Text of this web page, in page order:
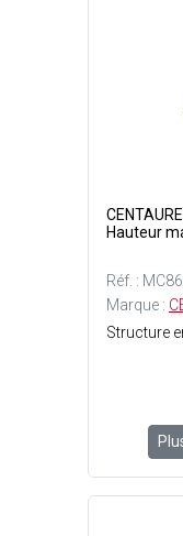
Hauteur
Réf. :
Marque :